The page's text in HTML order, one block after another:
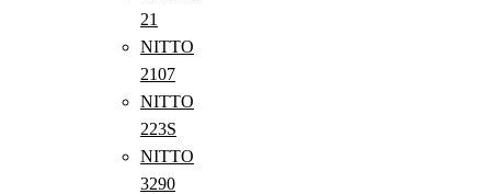
21
NITTO
2107
NITTO
223S
NITTO
3290